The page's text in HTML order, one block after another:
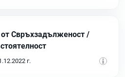
от Свръхзадълженост /
г.